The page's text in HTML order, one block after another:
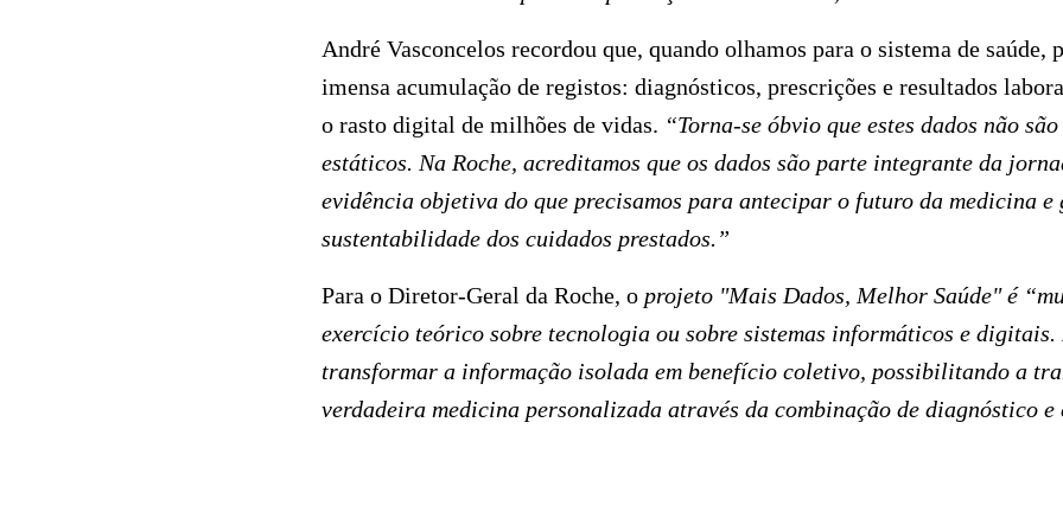
André Vasconcelos recordou que, quando olhamos para o sistema de saúde,
imensa acumulação de registos: diagnósticos, prescrições e resultados
o rasto digital de milhões de vidas. “Torna-se óbvio que estes dados não
estáticos. Na Roche, acreditamos que os dados são parte integrante da
evidência objetiva do que precisamos para antecipar o futuro da medicina
sustentabilidade dos cuidados prestados.”
Para o Diretor-Geral da Roche, o projeto "Mais Dados, Melhor Saúde" é
exercício teórico sobre tecnologia ou sobre sistemas informáticos e digitais.
transformar a informação isolada em benefício coletivo, possibilitando a
verdadeira medicina personalizada através da combinação de diagnóstico e